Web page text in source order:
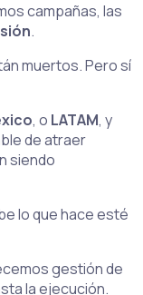
campañas, las
.
muertos. Pero sí
, o LATAM, y
de atraer
siendo
lo que hace esté
gestión de
la ejecución.